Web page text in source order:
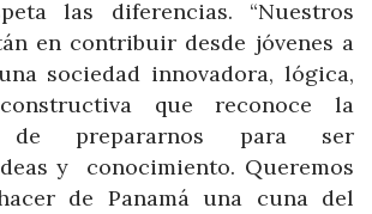
las diferencias. “Nuestros
en contribuir desde jóvenes a
sociedad innovadora, lógica,
que reconoce la
de prepararnos para ser
y conocimiento. Queremos
de Panamá una cuna del